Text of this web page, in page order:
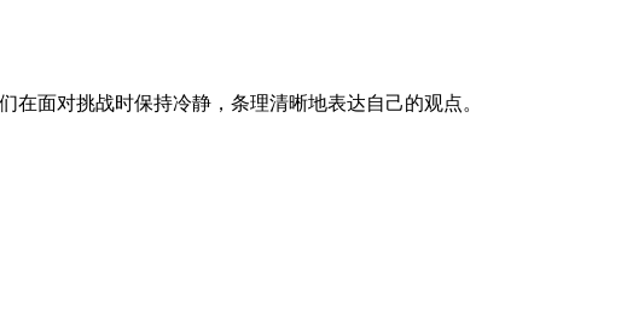
面对挑战时保持冷静，条理清晰地表达自己的观点。